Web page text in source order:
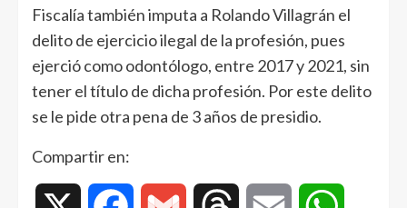
Fiscalía también imputa a Rolando Villagrán el
delito de ejercicio ilegal de la profesión, pues
ejerció como odontólogo, entre 2017 y 2021, sin
tener el título de dicha profesión. Por este delito
se le pide otra pena de 3 años de presidio.
Compartir en: